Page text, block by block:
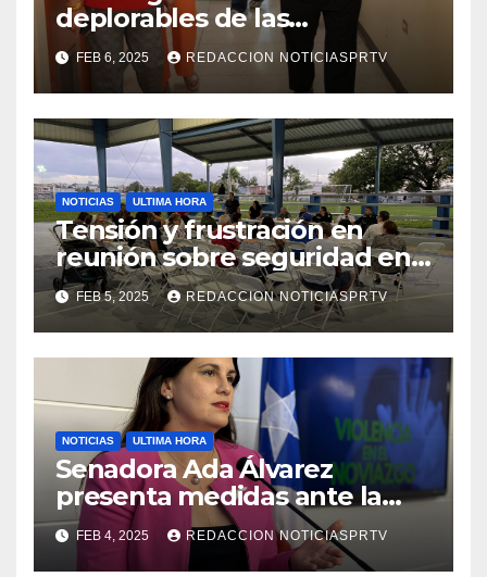
deplorables de las
facilidades el Departamento
de la Salud en Mayagüez
FEB 6, 2025 REDACCION NOTICIASPRTV
NOTICIAS ULTIMA HORA
Tensión y frustración en
reunión sobre seguridad en
Reparto Metropolitano
FEB 5, 2025 REDACCION NOTICIASPRTV
NOTICIAS ULTIMA HORA
Senadora Ada Álvarez
presenta medidas ante la
violencia en el noviazgo
FEB 4, 2025 REDACCION NOTICIASPRTV